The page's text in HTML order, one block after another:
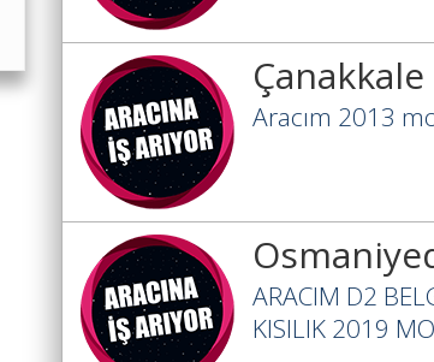
Aracım 2013
ARACIM D2
KISILIK 2019